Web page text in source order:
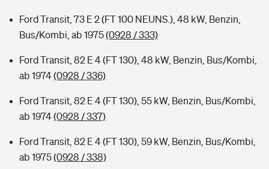
Ford Transit, 73 E 2 (FT 100 NEUNS.), 48 kW, Benzin,
Bus/Kombi, ab 1975(0928 / 333)
Ford Transit, 82 E 4 (FT 130), 48 kW, Benzin, Bus/Kombi,
ab 1974(0928 / 336)
Ford Transit, 82 E 4 (FT 130), 55 kW, Benzin, Bus/Kombi,
ab 1974(0928 / 337)
Ford Transit, 82 E 4 (FT 130), 59 kW, Benzin, Bus/Kombi,
ab 1975(0928 / 338)